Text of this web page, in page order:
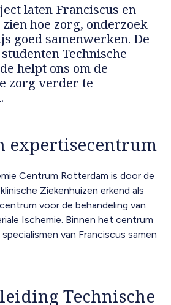
laten Franciscus en
hoe zorg, onderzoek
goed samenwerken. De
Technische
helpt ons om de
zorg verder te
expertisecentrum
Centrum Rotterdam is door de
Ziekenhuizen erkend als
voor de behandeling van
Ischemie. Binnen het centrum
van Franciscus samen
Technische